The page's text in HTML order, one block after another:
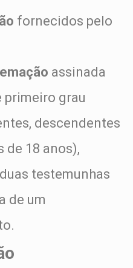
fornecidos pelo
assinada
primeiro grau
descendentes
de 18 anos),
testemunhas
de um